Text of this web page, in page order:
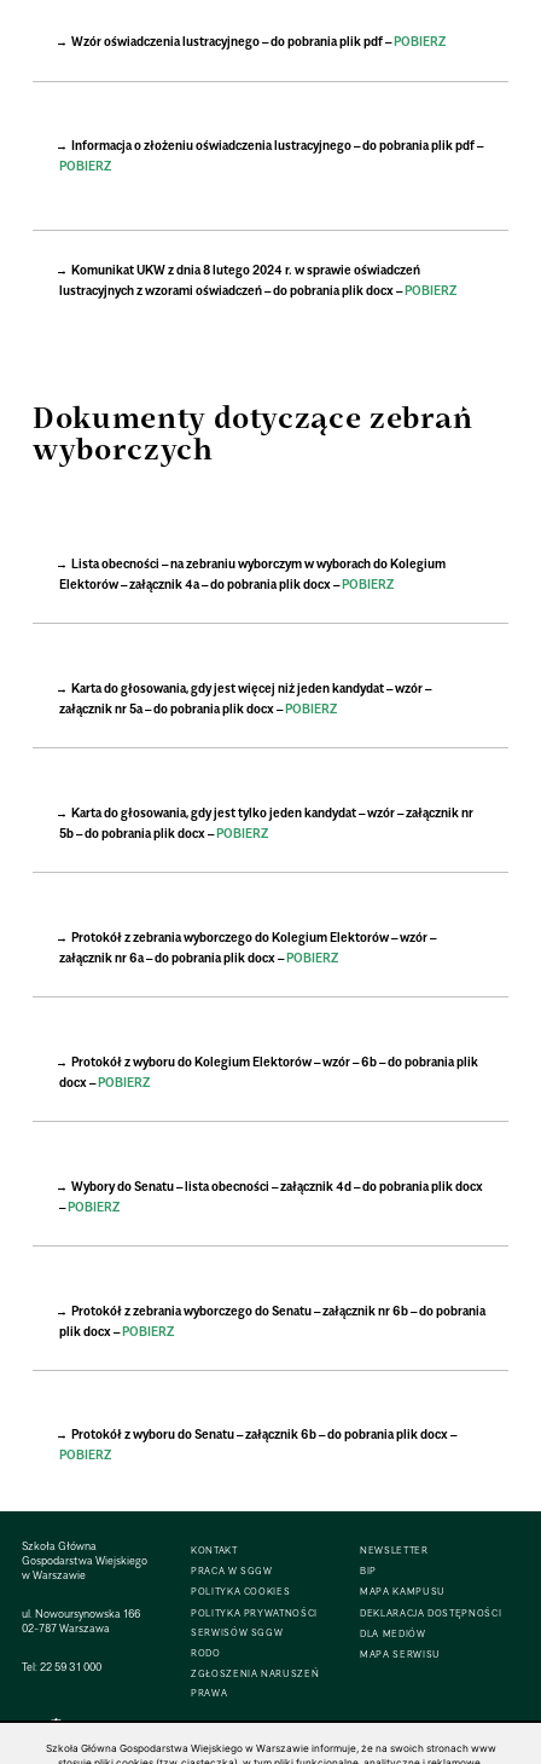
Wzór oświadczenia lustracyjnego – do pobrania plik pdf –POBIERZ
Informacja o złożeniu oświadczenia lustracyjnego – do pobrania plik pdf –
POBIERZ
Komunikat UKW z dnia 8 lutego 2024 r. w sprawie oświadczeń
lustracyjnych z wzorami oświadczeń – do pobrania plik docx – POBIERZ
Dokumenty dotyczące zebrań
wyborczych
Lista obecności – na zebraniu wyborczym w wyborach do Kolegium
Elektorów – załącznik 4a – do pobrania plik docx –POBIERZ
Karta do głosowania, gdy jest więcej niż jeden kandydat – wzór –
załącznik nr 5a – do pobrania plik docx –POBIERZ
Karta do głosowania, gdy jest tylko jeden kandydat – wzór – załącznik nr
5b – do pobrania plik docx –POBIERZ
Protokół z zebrania wyborczego do Kolegium Elektorów – wzór –
załącznik nr 6a – do pobrania plik docx –POBIERZ
Protokół z wyboru do Kolegium Elektorów – wzór – 6b – do pobrania plik
docx –POBIERZ
Wybory do Senatu – lista obecności – załącznik 4d – do pobrania plik docx
–POBIERZ
Protokół z zebrania wyborczego do Senatu – załącznik nr 6b – do pobrania
plik docx –POBIERZ
Protokół z wyboru do Senatu – załącznik 6b – do pobrania plik docx –
POBIERZ
Szkoła Główna
Gospodarstwa Wiejskiego
w Warszawie
ul. Nowoursynowska 166
02-787 Warszawa
Tel:22 59 31 000
KONTAKT
PRACA W SGGW
POLITYKA COOKIES
POLITYKA PRYWATNOŚCI
SERWISÓW SGGW
RODO
ZGŁOSZENIA NARUSZEŃ
PRAWA
NEWSLETTER
BIP
MAPA KAMPUSU
DEKLARACJA DOSTĘPNOŚCI
DLA MEDIÓW
MAPA SERWISU
Szkoła Główna Gospodarstwa Wiejskiego w Warszawie informuje, że na swoich stronach www